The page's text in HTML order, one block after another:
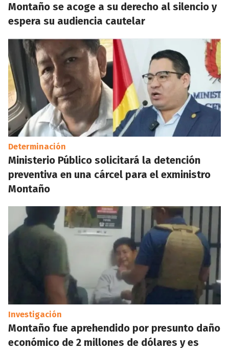
Montaño se acoge a su derecho al silencio y
espera su audiencia cautelar
Determinación
Ministerio Público solicitará la detención
preventiva en una cárcel para el exministro
Montaño
Investigación
Montaño fue aprehendido por presunto daño
económico de 2 millones de dólares y es